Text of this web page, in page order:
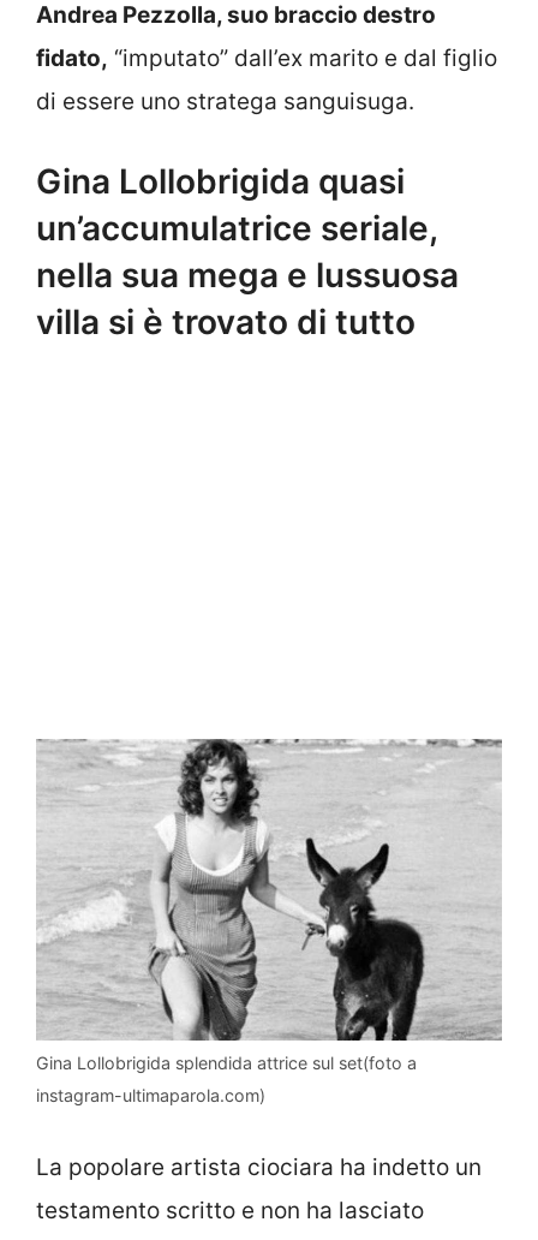
Andrea Pezzolla, suo braccio destro
fidato, “imputato” dall’ex marito e dal figlio
di essere uno stratega sanguisuga.
Gina Lollobrigida quasi
un’accumulatrice seriale,
nella sua mega e lussuosa
villa si è trovato di tutto
Gina Lollobrigida splendida attrice sul set(foto a
instagram-ultimaparola.com)
La popolare artista ciociara ha indetto un
testamento scritto e non ha lasciato